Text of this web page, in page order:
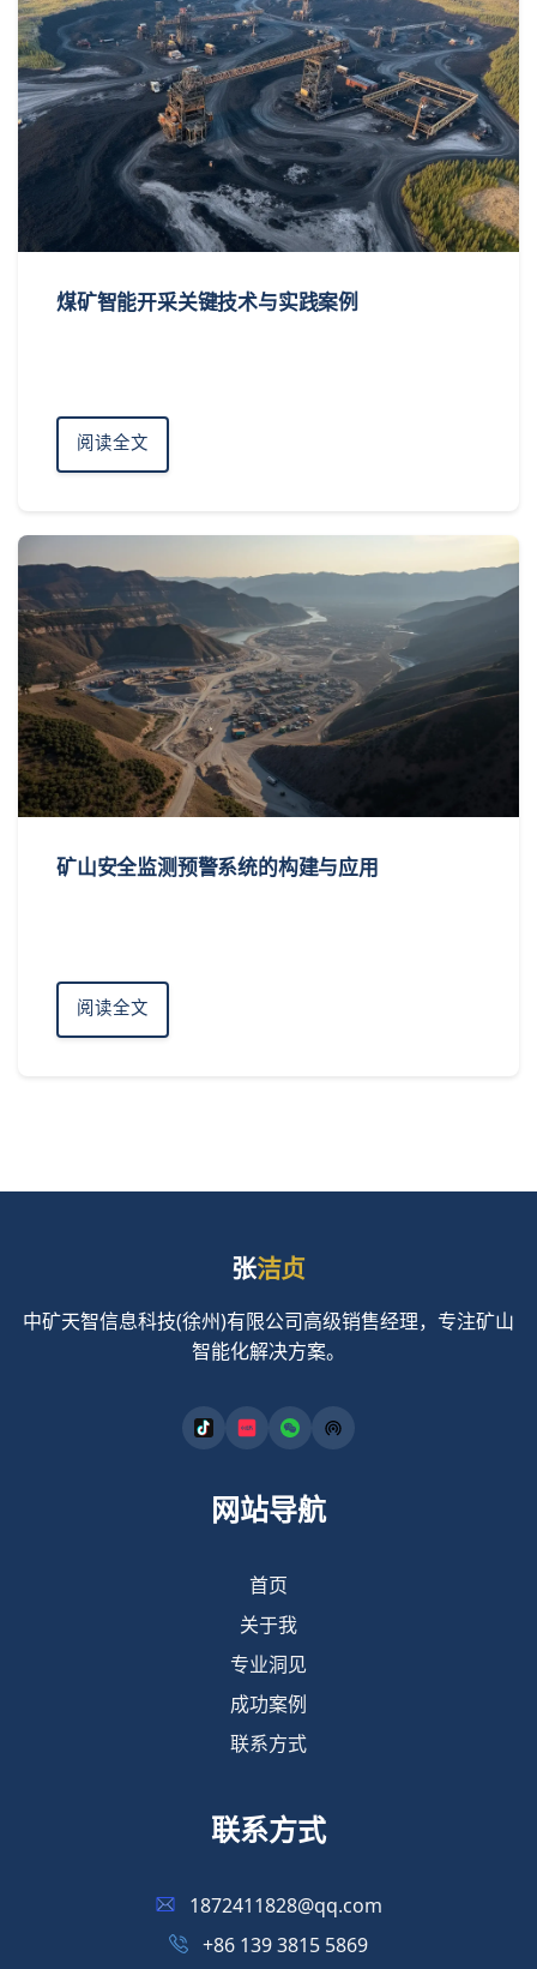
煤矿智能开采关键技术与实践案例
阅读全文
矿山安全监测预警系统的构建与应用
阅读全文
张洁贞
中矿天智信息科技(徐州)有限公司高级销售经理，专注矿山
智能化解决方案。
网站导航
首页
关于我
专业洞见
成功案例
联系方式
联系方式
1872411828@qq.com
+86 139 3815 5869